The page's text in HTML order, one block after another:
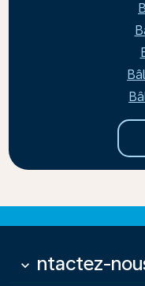
Contactez-
keyboard_arrow_down